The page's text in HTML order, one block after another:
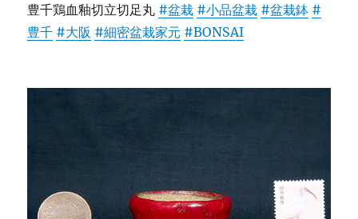
豊千鶏血釉切立切足丸 #盆栽 #小品盆栽 #盆栽鉢 #
豊千 #大阪 #細密盆栽家元 #BONSAI